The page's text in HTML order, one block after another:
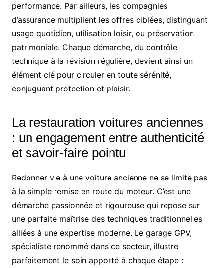
performance. Par ailleurs, les compagnies
d’assurance multiplient les offres ciblées, distinguant
usage quotidien, utilisation loisir, ou préservation
patrimoniale. Chaque démarche, du contrôle
technique à la révision régulière, devient ainsi un
élément clé pour circuler en toute sérénité,
conjuguant protection et plaisir.
La restauration voitures anciennes
: un engagement entre authenticité
et savoir-faire pointu
Redonner vie à une voiture ancienne ne se limite pas
à la simple remise en route du moteur. C’est une
démarche passionnée et rigoureuse qui repose sur
une parfaite maîtrise des techniques traditionnelles
alliées à une expertise moderne. Le garage GPV,
spécialiste renommé dans ce secteur, illustre
parfaitement le soin apporté à chaque étape :